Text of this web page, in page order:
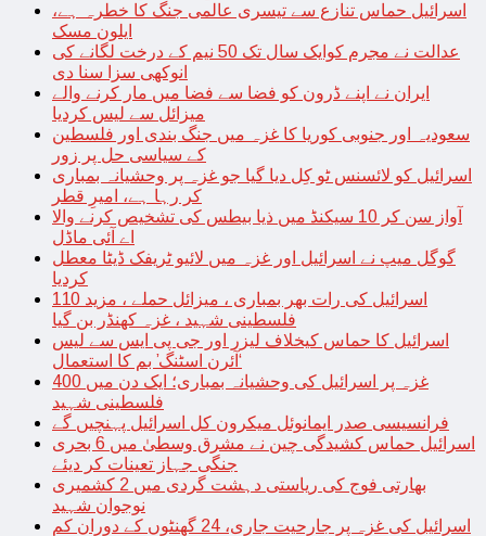
اسرائیل حماس تنازع سے تیسری عالمی جنگ کا خطرہ ہے،
ایلون مسک
عدالت نے مجرم کوایک سال تک 50 نیم کے درخت لگانے کی
انوکھی سزا سنا دی
ایران نے اپنے ڈرون کو فضا سے فضا میں مار کرنے والے
میزائل سے لیس کردیا
سعودیہ اور جنوبی کوریا کا غزہ میں جنگ بندی اور فلسطین
کے سیاسی حل پر زور
اسرائیل کو لائسنس ٹو کِل دیا گیا جو غزہ پر وحشیانہ بمباری
کر رہا ہے، امیرِ قطر
آواز سن کر 10 سیکنڈ میں ذیا بیطس کی تشخیص کرنے والا
اے آئی ماڈل
گوگل میپ نے اسرائیل اور غزہ میں لائیو ٹریفک ڈیٹا معطل
کردیا
اسرائیل کی رات بھر بمباری ، میزائل حملے ، مزید 110
فلسطینی شہید ، غزہ کھنڈر بن گیا
اسرائیل کا حماس کیخلاف لیزر اور جی پی ایس سے لیس
‘آئرن اسٹنگ’ بم کا استعمال
غزہ پر اسرائیل کی وحشیانہ بمباری؛ ایک دن میں 400
فلسطینی شہید
فرانسیسی صدر ایمانوئل میکرون کل اسرائیل پہنچیں گے
اسرائیل حماس کشیدگی چین نے مشرق وسطیٰ میں 6 بحری
جنگی جہاز تعینات کر دیئے
بھارتی فوج کی ریاستی دہشت گردی میں 2 کشمیری
نوجوان شہید
اسرائیل کی غزہ پر جارحیت جاری، 24 گھنٹوں کے دوران کم